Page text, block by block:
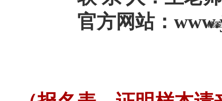
能
官方网站：